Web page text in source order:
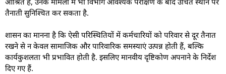
तैनाती सुनिश्चित कर सकता है.
शासन का मानना है कि ऐसी परिस्थितियों में कर्मचारियों को परिवार से दूर तैनात
रखने से न केवल सामाजिक और पारिवारिक समस्याएं उत्पन्न होती हैं, बल्कि
कार्यकुशलता भी प्रभावित होती है. इसलिए मानवीय दृष्टिकोण अपनाने के निर्देश
दिए गए हैं.